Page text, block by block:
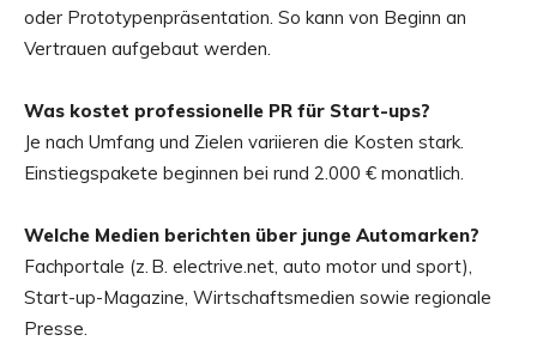
oder Prototypenpräsentation. So kann von Beginn an
Vertrauen aufgebaut werden.
Was kostet professionelle PR für Start-ups?
Je nach Umfang und Zielen variieren die Kosten stark.
Einstiegspakete beginnen bei rund 2.000 € monatlich.
Welche Medien berichten über junge Automarken?
Fachportale (z. B. electrive.net, auto motor und sport),
Start-up-Magazine, Wirtschaftsmedien sowie regionale
Presse.